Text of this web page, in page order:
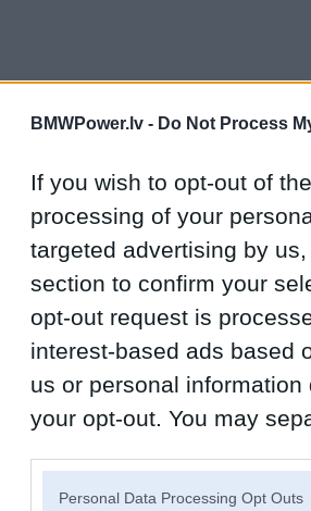
BMWPower.lv - Do Not Process
If you wish to opt-out of
processing of your
targeted advertising by
section to confirm your
opt-out request is
interest-based ads based
us or personal
your opt-out. You may
Personal Data Processing Opt Outs